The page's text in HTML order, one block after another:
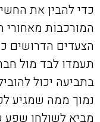
כדי להבין את
המורכבות
הצעדים הדרושים
תעמדו לבד מול
בתביעה יכול
נמוך ממה שמגיע
מביא לשולחן שפע